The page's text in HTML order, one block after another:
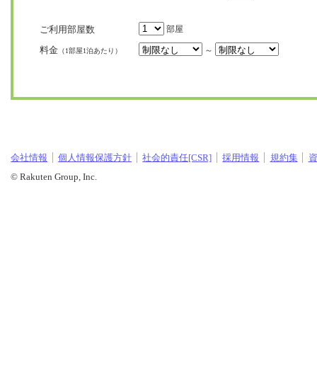
ご利用部屋数 部屋
料金 （1部屋1泊あたり） ～
会社情報 個人情報保護方針 社会的責任[CSR] 採用情報 規約集
© Rakuten Group, Inc.